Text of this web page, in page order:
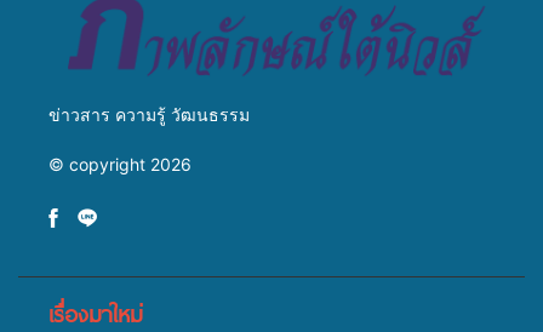
ข่าวสาร ความรู้ วัฒนธรรม
© copyright 2026
เรื่องมาใหม่